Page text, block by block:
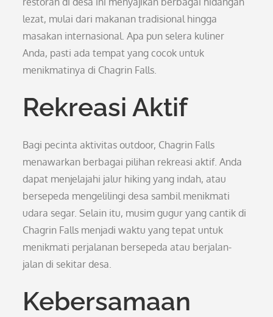
lezat, mulai dari makanan tradisional hingga
masakan internasional. Apa pun selera kuliner
Anda, pasti ada tempat yang cocok untuk
menikmatinya di Chagrin Falls.
Rekreasi Aktif
Bagi pecinta aktivitas outdoor, Chagrin Falls
menawarkan berbagai pilihan rekreasi aktif. Anda
dapat menjelajahi jalur hiking yang indah, atau
bersepeda mengelilingi desa sambil menikmati
udara segar. Selain itu, musim gugur yang cantik di
Chagrin Falls menjadi waktu yang tepat untuk
menikmati perjalanan bersepeda atau berjalan-
jalan di sekitar desa.
Kebersamaan